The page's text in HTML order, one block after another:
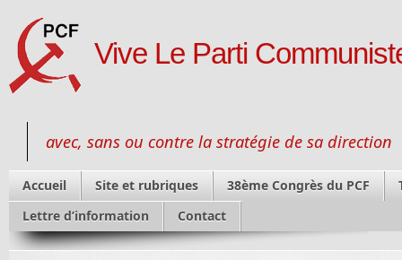
Vive Le Parti
avec, sans ou contre la stratégie de sa direction
Accueil Site et rubriques 38ème Congrès du PCF
Lettre d’information
Contact